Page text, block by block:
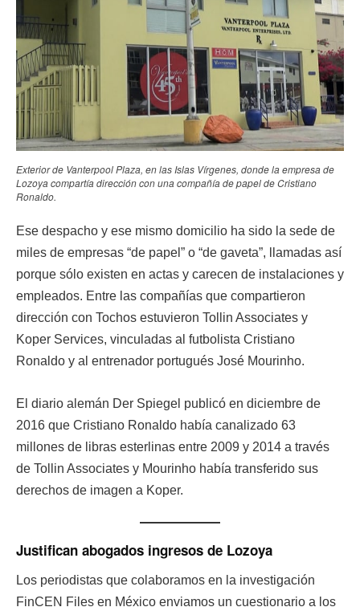
Exterior de Vanterpool Plaza, en las Islas Vírgenes, donde la empresa de
Lozoya compartía dirección con una compañía de papel de Cristiano
Ronaldo.
Ese despacho y ese mismo domicilio ha sido la sede de
miles de empresas “de papel” o “de gaveta”, llamadas así
porque sólo existen en actas y carecen de instalaciones y
empleados. Entre las compañías que compartieron
dirección con Tochos estuvieron Tollin Associates y
Koper Services, vinculadas al futbolista Cristiano
Ronaldo y al entrenador portugués José Mourinho.
El diario alemán Der Spiegel publicó en diciembre de
2016 que Cristiano Ronaldo había canalizado 63
millones de libras esterlinas entre 2009 y 2014 a través
de Tollin Associates y Mourinho había transferido sus
derechos de imagen a Koper.
Justifican abogados ingresos de Lozoya
Los periodistas que colaboramos en la investigación
FinCEN Files en México enviamos un cuestionario a los